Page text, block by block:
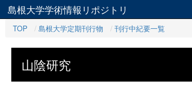
島根大学学術情報リポジトリ
TOP
島根大学定期刊行物 刊行中紀要一覧
山陰研究